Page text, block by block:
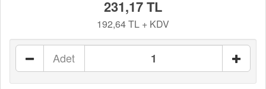
231,17 TL
192,64 TL + KDV
Adet